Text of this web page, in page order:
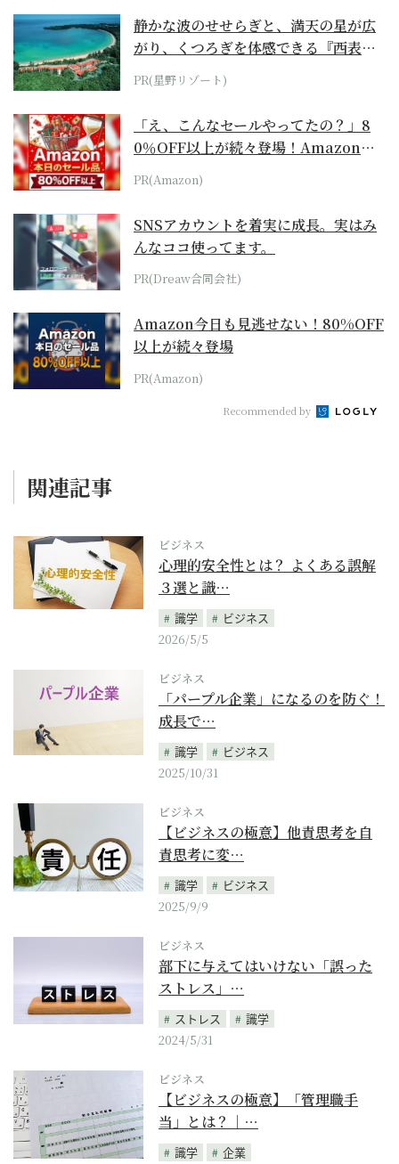
静かな波のせせらぎと、満天の星が広
がり、くつろぎを体感できる『西表島
ホテル by...
PR(星野リゾート)
「え、こんなセールやってたの？」8
0％OFF以上が続々登場！Amazonの
本気が...
PR(Amazon)
SNSアカウントを着実に成長。実はみ
んなココ使ってます。
PR(Dreaw合同会社)
Amazon今日も見逃せない！80%OFF
以上が続々登場
PR(Amazon)
Recommended by
関連記事
ビジネス
心理的安全性とは？ よくある誤解
３選と識…
識学
ビジネス
2026/5/5
ビジネス
「パープル企業」になるのを防ぐ！
成長で…
識学
ビジネス
2025/10/31
ビジネス
【ビジネスの極意】他責思考を自
責思考に変…
識学
ビジネス
2025/9/9
ビジネス
部下に与えてはいけない「誤った
ストレス」…
ストレス
識学
2024/5/31
ビジネス
【ビジネスの極意】「管理職手
当」とは？｜…
識学
企業